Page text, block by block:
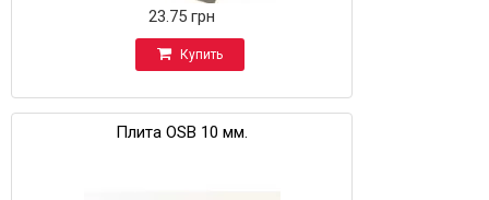
23.75 грн
Купить
Плита OSB 10 мм.